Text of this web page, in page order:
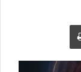
طباعة